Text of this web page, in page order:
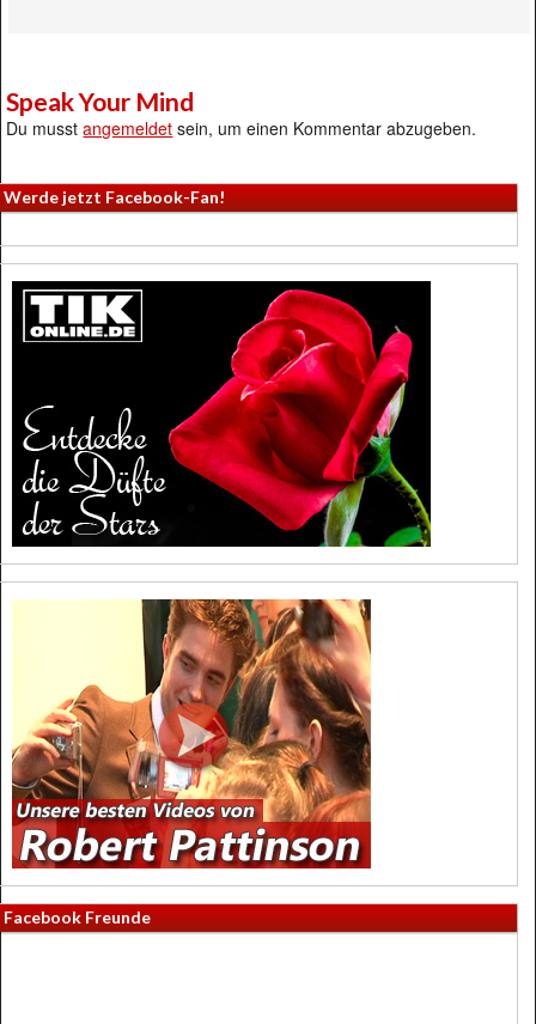
Speak Your Mind
Du musstangemeldet sein, um einen Kommentar abzugeben.
Werde jetzt Facebook-Fan!
Facebook Freunde